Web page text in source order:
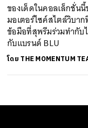
ของเด็ดในคอลเล็กชั่น
มอเตอร์ไซค์สไตล์วิบา
ข้อมือที่สุพรีมร่วมทำกับ
กับแบรนด์ BLU
โดย THE MOMENTUM